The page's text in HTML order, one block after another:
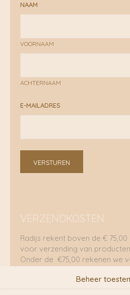
Beheer
NAAM
VOORNAAM
ACHTERNAAM
E-MAILADRES
VERSTUREN
VERZENDKOSTEN
Radijs rekent boven de €
voor verzending van
Onder de €75,00 rekenen we